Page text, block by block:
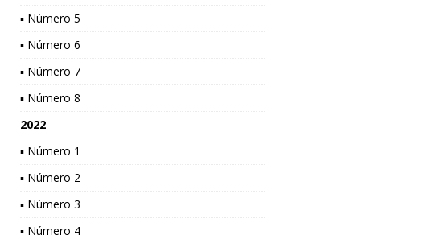
▪ Número 5
▪ Número 6
▪ Número 7
▪ Número 8
2022
▪ Número 1
▪ Número 2
▪ Número 3
▪ Número 4